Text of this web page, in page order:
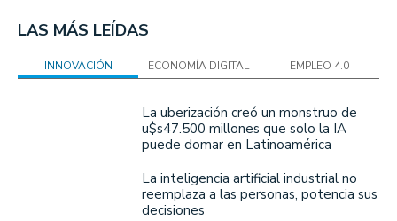
LAS MÁS LEÍDAS
INNOVACIÓN ECONOMÍA DIGITAL EMPLEO 4.0
La uberización creó un monstruo de
u$s47.500 millones que solo la IA
puede domar en Latinoamérica
La inteligencia artificial industrial no
reemplaza a las personas, potencia sus
decisiones